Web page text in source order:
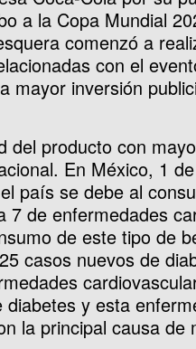
a la Copa Mundial
comenzó a
con el
mayor inversión
del producto con
En México, 1
país se debe al
7 de enfermedades
de este tipo de
casos nuevos de
y esta
la principal causa de